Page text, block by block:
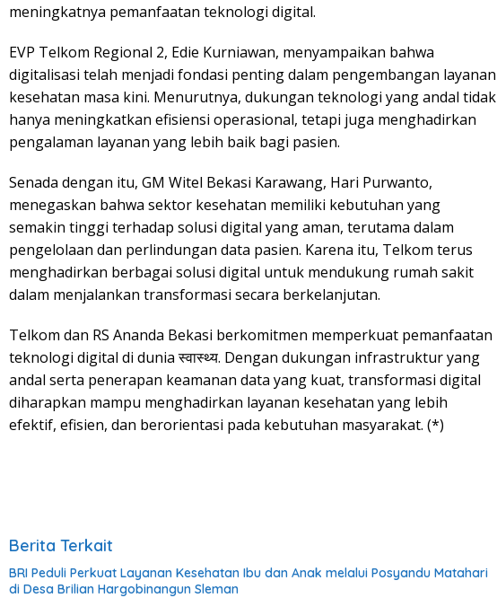
meningkatnya pemanfaatan teknologi digital.
EVP Telkom Regional 2, Edie Kurniawan, menyampaikan bahwa
digitalisasi telah menjadi fondasi penting dalam pengembangan layanan
kesehatan masa kini. Menurutnya, dukungan teknologi yang andal tidak
hanya meningkatkan efisiensi operasional, tetapi juga menghadirkan
pengalaman layanan yang lebih baik bagi pasien.
Senada dengan itu, GM Witel Bekasi Karawang, Hari Purwanto,
menegaskan bahwa sektor kesehatan memiliki kebutuhan yang
semakin tinggi terhadap solusi digital yang aman, terutama dalam
pengelolaan dan perlindungan data pasien. Karena itu, Telkom terus
menghadirkan berbagai solusi digital untuk mendukung rumah sakit
dalam menjalankan transformasi secara berkelanjutan.
Telkom dan RS Ananda Bekasi berkomitmen memperkuat pemanfaatan
teknologi digital di dunia स्वास्थ्य. Dengan dukungan infrastruktur yang
andal serta penerapan keamanan data yang kuat, transformasi digital
diharapkan mampu menghadirkan layanan kesehatan yang lebih
efektif, efisien, dan berorientasi pada kebutuhan masyarakat. (*)
Berita Terkait
BRI Peduli Perkuat Layanan Kesehatan Ibu dan Anak melalui Posyandu Matahari
di Desa Brilian Hargobinangun Sleman